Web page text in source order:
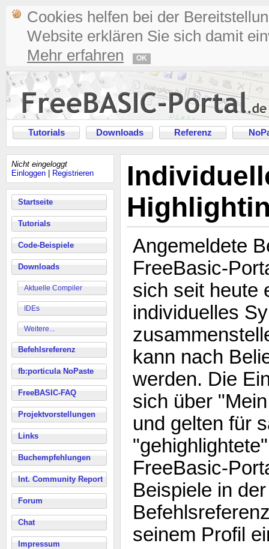
Cookies helfen bei der
Website erklären Sie sich damit
Mehr erfahren
OK
Tutorials Downloads Referenz
Nicht eingeloggt
Einloggen
Registrieren
Startseite
Tutorials
Code-Beispiele
Downloads
Aktuelle Compiler
IDEs
Weitere...
Befehlsreferenz
fb:porticula NoPaste
FreeBASIC-FAQ
Projektvorstellungen
Links
Buchempfehlungen
Int. Community Report
Forum
Chat
Impressum
Angemeldete
FreeBasic-
sich seit heute
individuelles
kann nach
werden. Die
sich über
und gelten für
FreeBasic-
Beispiele in
seinem Profil